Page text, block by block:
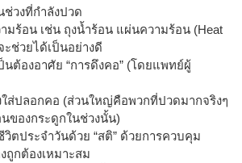
ช่วงที่กำลังปวด
ร้อน เช่น ถุงน้ำร้อน แผ่นความร้อน (Heat
ะช่วยได้เป็นอย่างดี
ต้องอาศัย “การดึงคอ” (โดยแพทย์ผู้
ส่ปลอกคอ (ส่วนใหญ่คือพวกที่ปวดมากจริงๆ
ของกระดูกในช่วงนั้น)
ตประจำวันด้วย “สติ” ด้วยการควบคุม
ถูกต้องเหมาะสม